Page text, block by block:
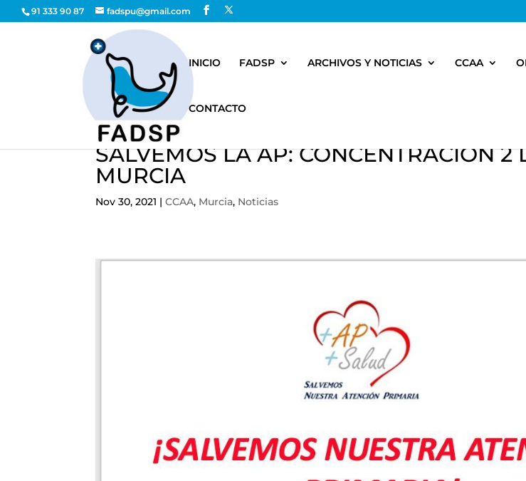
91 333 90 87 fadspu@gmail.com
INICIO FADSP ARCHIVOS Y NOTICIAS CCAA
CONTACTO
SALVEMOS LA AP: CONCENTRACION 2
MURCIA
Nov 30, 2021 |CCAA, Murcia, Noticias